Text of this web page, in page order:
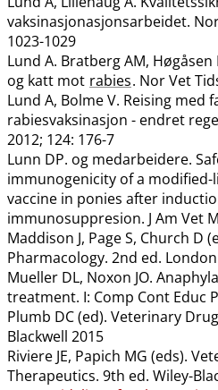
vaksinasjonasjonsarbeidet.
1023-1029
Lund A. Bratberg AM,
og katt mot rabies. Nor Vet
Lund A, Bolme V. Reising med
rabiesvaksinasjon - endret
2012; 124: 176-7
Lunn DP. og medarbeidere.
immunogenicity of a
vaccine in ponies after
immunosuppresion. J Am Vet
Maddison J, Page S, Church D
Pharmacology. 2nd ed.
Mueller DL, Noxon JO.
treatment. I: Comp Cont Educ
Plumb DC (ed). Veterinary
Blackwell 2015
Riviere JE, Papich MG (eds).
Therapeutics. 9th ed. Wiley-